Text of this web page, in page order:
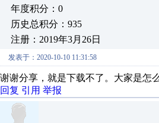
年度积分：0
历史总积分：935
注册：2019年3月26日
发表于：2020-10-10 11:31:58
谢谢分享，就是下载不了。大家是怎
回复 引用 举报